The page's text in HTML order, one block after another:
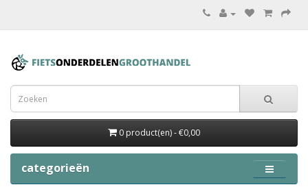
0 product(en) - €0,00
categorieën